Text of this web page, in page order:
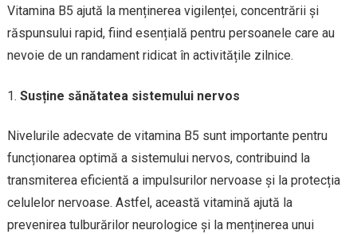
Vitamina B5 ajută la menținerea vigilenței, concentrării și
răspunsului rapid, fiind esențială pentru persoanele care au
nevoie de un randament ridicat în activitățile zilnice.
Susține sănătatea sistemului nervos
Nivelurile adecvate de vitamina B5 sunt importante pentru
funcționarea optimă a sistemului nervos, contribuind la
transmiterea eficientă a impulsurilor nervoase și la protecția
celulelor nervoase. Astfel, această vitamină ajută la
prevenirea tulburărilor neurologice și la menținerea unui